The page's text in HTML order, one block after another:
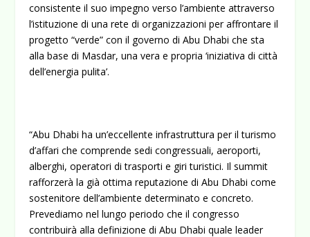
consistente il suo impegno verso l’ambiente attraverso
l’istituzione di una rete di organizzazioni per affrontare il
progetto “verde” con il governo di Abu Dhabi che sta
alla base di Masdar, una vera e propria ‘iniziativa di città
dell’energia pulita’.
“Abu Dhabi ha un’eccellente infrastruttura per il turismo
d’affari che comprende sedi congressuali, aeroporti,
alberghi, operatori di trasporti e giri turistici. Il summit
rafforzerà la già ottima reputazione di Abu Dhabi come
sostenitore dell’ambiente determinato e concreto.
Prevediamo nel lungo periodo che il congresso
contribuirà alla definizione di Abu Dhabi quale leader